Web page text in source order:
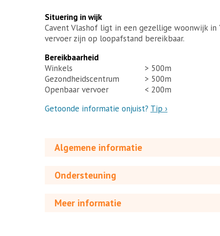
Situering in wijk
Cavent Vlashof ligt in een gezellige woonwijk in
vervoer zijn op loopafstand bereikbaar.
Bereikbaarheid
Winkels
> 500m
Gezondheidscentrum
> 500m
Openbaar vervoer
< 200m
Getoonde informatie onjuist? Tip ›
Algemene informatie
Ondersteuning
Meer informatie